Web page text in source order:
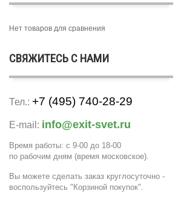
Нет товаров для сравнения
СВЯЖИТЕСЬ С НАМИ
Тел.: +7 (495) 740-28-29
E-mail: info@exit-svet.ru
Время работы: с 9-00 до 18-00
по рабочим дням (время московское).
Вы можете сделать заказ круглосуточно -
воспользуйтесь "Корзиной покупок".